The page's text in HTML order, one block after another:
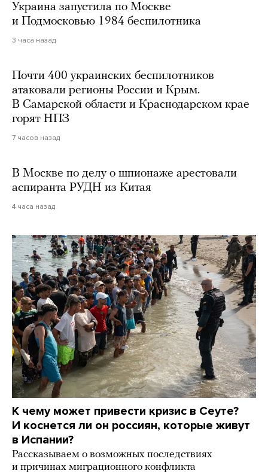
Украина запустила по Москве
и Подмосковью 1984 беспилотника
3 часа назад
Почти 400 украинских беспилотников
атаковали регионы России и Крым.
В Самарской области и Краснодарском крае
горят НПЗ
7 часов назад
В Москве по делу о шпионаже арестовали
аспиранта РУДН из Китая
4 часа назад
К чему может привести кризис в Сеуте?
И коснется ли он россиян, которые живут
в Испании?
Рассказываем о возможных последствиях
и причинах миграционного конфликта